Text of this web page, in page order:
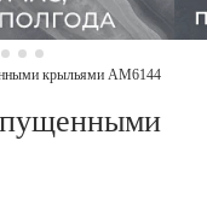
крыльями AM6144